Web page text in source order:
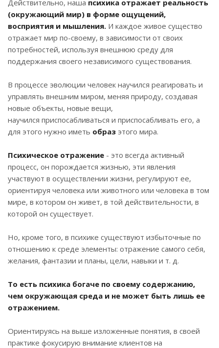
Действительно, наша психика отражает реальность
(окружающий мир) в форме ощущений,
восприятия и мышления. И каждое живое существо
отражает мир по-своему, в зависимости от своих
потребностей, используя внешнюю среду для
поддержания своего независимого существования.
В процессе эволюции человек научился реагировать и
управлять внешним миром, меняя природу, создавая
новые объекты, новые вещи,
научился приспосабливаться и приспосабливать его, а
для этого нужно иметь образ этого мира.
Психическое отражение - это всегда активный
процесс, он порождается жизнью, эти явления
участвуют в осуществлении жизни, регулируют ее,
ориентируя человека или животного или человека в том
мире, в котором он живет, в той действительности, в
которой он существует.
Но, кроме того, в психике существуют избыточные по
отношению к среде элементы: отражение самого себя,
желания, фантазии и планы, цели, навыки и т. д.
То есть психика богаче по своему содержанию,
чем окружающая среда и не может быть лишь ее
отражением.
Ориентируясь на выше изложенные понятия, в своей
практике фокусирую внимание клиентов на